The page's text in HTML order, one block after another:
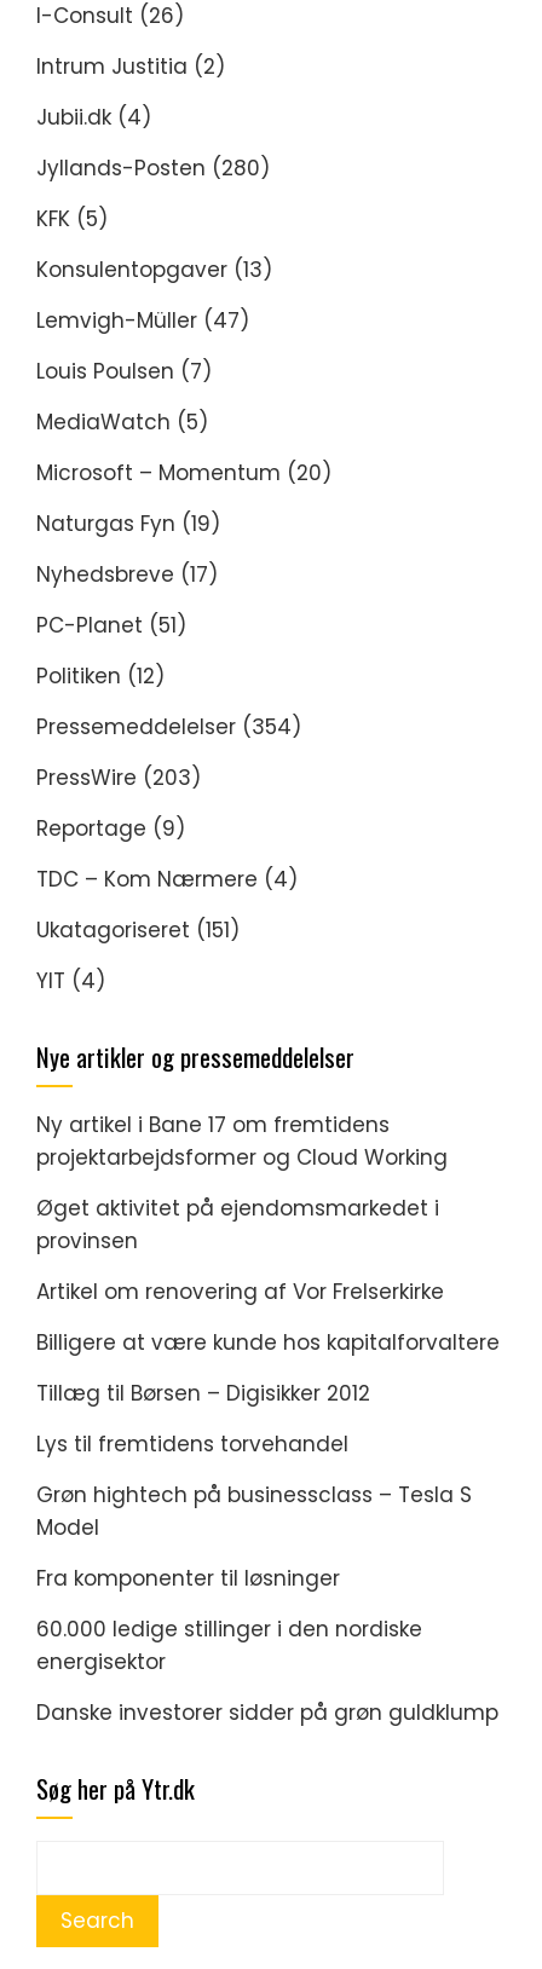
I-Consult (26)
Intrum Justitia (2)
Jubii.dk (4)
Jyllands-Posten (280)
KFK (5)
Konsulentopgaver (13)
Lemvigh-Müller (47)
Louis Poulsen (7)
MediaWatch (5)
Microsoft – Momentum (20)
Naturgas Fyn (19)
Nyhedsbreve (17)
PC-Planet (51)
Politiken (12)
Pressemeddelelser (354)
PressWire (203)
Reportage (9)
TDC – Kom Nærmere (4)
Ukatagoriseret (151)
YIT (4)
Nye artikler og pressemeddelelser
Ny artikel i Bane 17 om fremtidens
projektarbejdsformer og Cloud Working
Øget aktivitet på ejendomsmarkedet i
provinsen
Artikel om renovering af Vor Frelserkirke
Billigere at være kunde hos kapitalforvaltere
Tillæg til Børsen – Digisikker 2012
Lys til fremtidens torvehandel
Grøn hightech på businessclass – Tesla S
Model
Fra komponenter til løsninger
60.000 ledige stillinger i den nordiske
energisektor
Danske investorer sidder på grøn guldklump
Søg her på Ytr.dk